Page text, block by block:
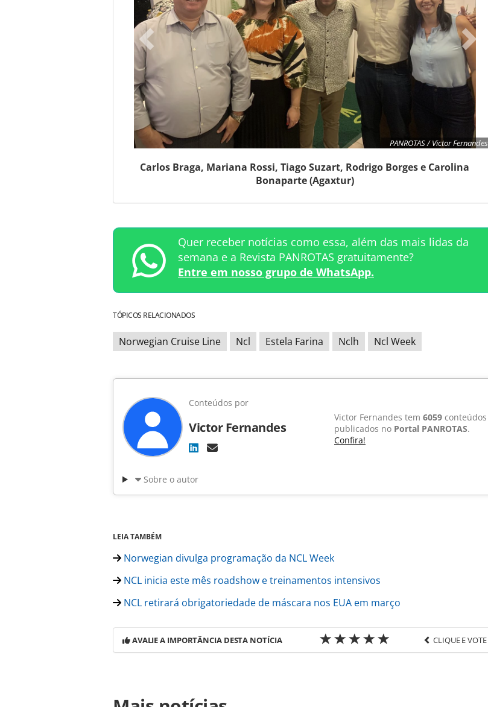
PANROTAS / Victor Fernandes
Carlos Braga, Mariana Rossi, Tiago Suzart, Rodrigo Borges e Carolina
Bonaparte (Agaxtur)
Quer receber notícias como essa, além das mais lidas da
semana e a Revista PANROTAS gratuitamente?
Entre em nosso grupo de WhatsApp.
TÓPICOS RELACIONADOS
Norwegian Cruise Line Ncl Estela Farina Nclh Ncl Week
Conteúdos por
Victor Fernandes
Victor Fernandes tem 6059 conteúdos
publicados no Portal PANROTAS.
Confira!
Sobre o autor
LEIA TAMBÉM
Norwegian divulga programação da NCL Week
NCL inicia este mês roadshow e treinamentos intensivos
NCL retirará obrigatoriedade de máscara nos EUA em março
AVALIE A IMPORTÂNCIA DESTA NOTÍCIA CLIQUE E VOTE
https://www.panrotas.com.br/mercado/cruzeiros/2022/02/ncl-inicia-serie-de-acoes-